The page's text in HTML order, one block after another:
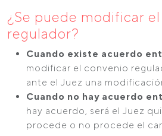
¿Se puede modificar
regulador?
Cuando existe acuerdo
modificar el convenio
ante el Juez una
Cuando no hay acuerdo
hay acuerdo, será el Juez
procede o no procede el